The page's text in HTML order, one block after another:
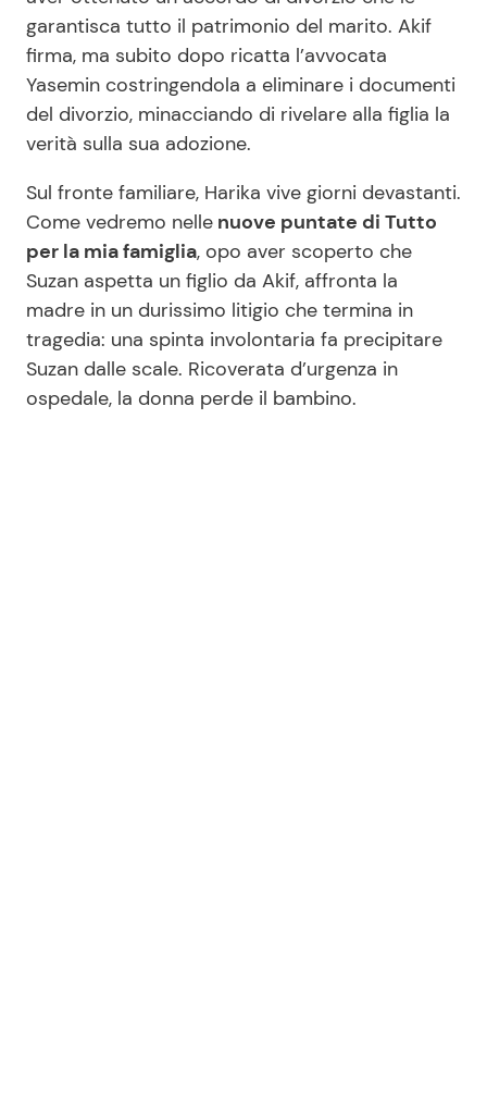
garantisca tutto il patrimonio del marito. Akif
firma, ma subito dopo ricatta l’avvocata
Yasemin costringendola a eliminare i documenti
del divorzio, minacciando di rivelare alla figlia la
verità sulla sua adozione.
Sul fronte familiare, Harika vive giorni devastanti.
Come vedremo nelle nuove puntate di Tutto
per la mia famiglia, opo aver scoperto che
Suzan aspetta un figlio da Akif, affronta la
madre in un durissimo litigio che termina in
tragedia: una spinta involontaria fa precipitare
Suzan dalle scale. Ricoverata d’urgenza in
ospedale, la donna perde il bambino.